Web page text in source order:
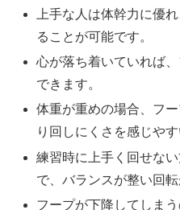
上手な人は体幹力に優
ることが可能です。
心が落ち着いていれば
できます。
体重が重めの場合、フ
り回しにくさを感じやす
練習時に上手く回せな
で、バランスが整い回
フープが下降してしま